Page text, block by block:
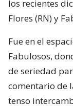
los recientes
Flores (RN) y
Fue en el
Fabulosos,
de seriedad
comentario de
tenso